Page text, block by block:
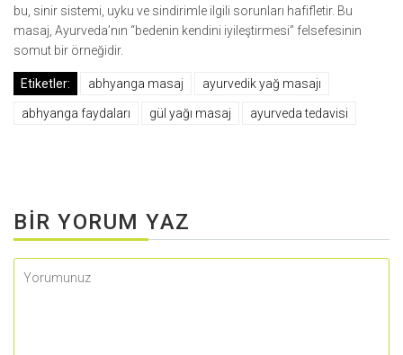
bu, sinir sistemi, uyku ve sindirimle ilgili sorunları hafifletir. Bu
masaj, Ayurveda’nın “bedenin kendini iyileştirmesi” felsefesinin
somut bir örneğidir.
Etiketler: abhyanga masaj ayurvedik yağ masajı
abhyanga faydaları gül yağı masaj ayurveda tedavisi
BIR YORUM YAZ